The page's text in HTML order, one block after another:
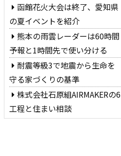
函館花火大会は終了、愛知県
の夏イベントを紹介
熊本の雨雲レーダーは60時間
予報と1時間先で使い分ける
耐震等級3で地震から生命を
守る家づくりの基準
株式会社石原組AIRMAKERの6
工程と住まい相談